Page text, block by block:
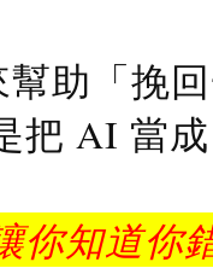
助「挽
把 AI 當
你知道你